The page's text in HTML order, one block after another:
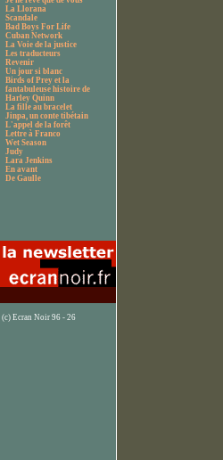
La Llorana
Scandale
Bad Boys For Life
Cuban Network
La Voie de la justice
Les traducteurs
Revenir
Un jour si blanc
Birds of Prey et la
fantabuleuse histoire de
Harley Quinn
La fille au bracelet
Jinpa, un conte tibétain
L'appel de la forêt
Lettre à Franco
Wet Season
Judy
Lara Jenkins
En avant
De Gaulle
(c) Ecran Noir 96 - 26